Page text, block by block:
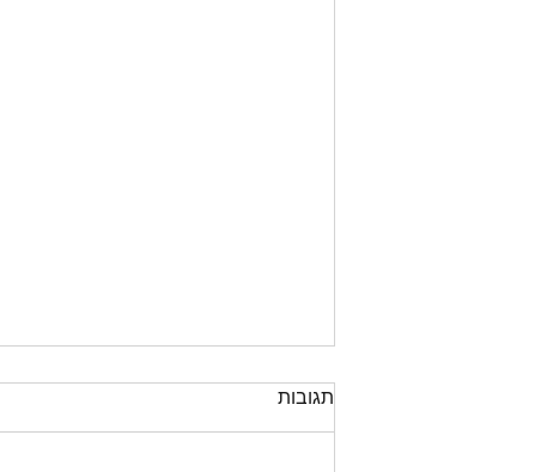
ההרשמה לשנת הפעילות 2022-
תגובות